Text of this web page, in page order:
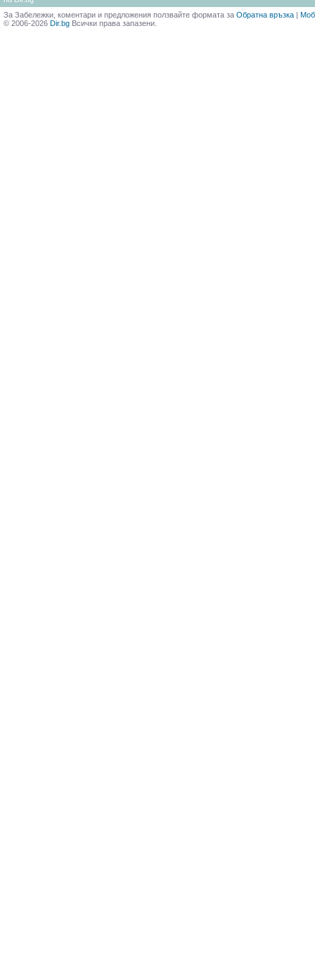
За Забележки, коментари и предложения ползвайте формата за Обратна връзка |
© 2006-2026 Dir.bg Всички права запазени.